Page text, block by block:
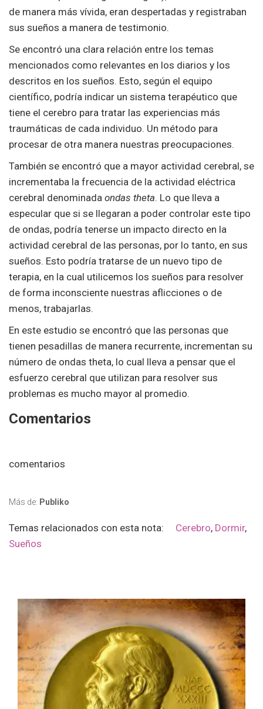
de manera más vívida, eran despertadas y registraban
sus sueños a manera de testimonio.
Se encontró una clara relación entre los temas
mencionados como relevantes en los diarios y los
descritos en los sueños. Esto, según el equipo
científico, podría indicar un sistema terapéutico que
tiene el cerebro para tratar las experiencias más
traumáticas de cada individuo. Un método para
procesar de otra manera nuestras preocupaciones.
También se encontró que a mayor actividad cerebral, se
incrementaba la frecuencia de la actividad eléctrica
cerebral denominada ondas theta. Lo que lleva a
especular que si se llegaran a poder controlar este tipo
de ondas, podría tenerse un impacto directo en la
actividad cerebral de las personas, por lo tanto, en sus
sueños. Esto podría tratarse de un nuevo tipo de
terapia, en la cual utilicemos los sueños para resolver
de forma inconsciente nuestras aflicciones o de
menos, trabajarlas.
En este estudio se encontró que las personas que
tienen pesadillas de manera recurrente, incrementan su
número de ondas theta, lo cual lleva a pensar que el
esfuerzo cerebral que utilizan para resolver sus
problemas es mucho mayor al promedio.
Comentarios
comentarios
Más de: Publiko
Temas relacionados con esta nota: Cerebro, Dormir,
Sueños